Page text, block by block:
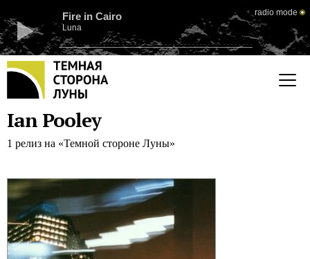
Fire in Cairo
Luna
radio mode
Ian Pooley
1 релиз на «Темной стороне Луны»